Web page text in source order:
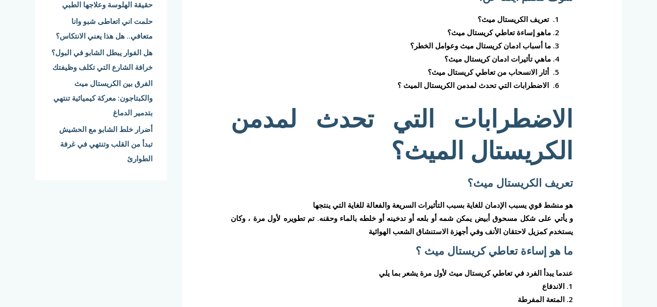
تعريف الكريستال ميث؟
ماهو إساءة تعاطي كريستال ميث؟
ما أسباب ادمان كريستال ميث وعوامل الخطر؟
ماهي تأثيرات ادمان كريستال ميث؟
أثار الانسحاب من تعاطي كريستال ميث؟
الاضطرابات التي تحدث لمدمن الكريستال الميث ؟
الاضطرابات التي تحدث لمدمن
الكريستال الميث؟
تعريف الكريستال ميث؟
هو منشط قوي يسبب الإدمان للغاية بسبب التأثيرات السريعة والفعالة للغاية التي ينتجها
و يأتي على شكل مسحوق أبيض يمكن شمه أو بلعه أو تدخينه أو خلطه بالماء وحقنه. تم تطويره لأول مرة ، وكان
يستخدم كمزيل لاحتقان الأنف وفي أجهزة الاستنشاق الشعب الهوائية
ما هو إساءة تعاطي كريستال ميث ؟
عندما يبدأ الفرد في تعاطي كريستال ميث لأول مرة يشعر بما يلي
1. الاندفاع
2. المتعة المفرطة
:
حقيقة الهلوسة وعلاجها الطبي
حلمت اني اتعاطى شبو وانا
متعافي.. هل هذا يعني الانتكاس؟
هل الفوار يبطل الشابو في البول؟
خرافة الشارع التي تكلف وظيفتك
الفرق بين الكريستال ميث
والكبتاجون: معركة كيميائية تنتهي
بتدمير الدماغ
أضرار خلط الشابو مع الحشيش
تبدأ من القلب وتنتهي في غرفة
الطوارئ